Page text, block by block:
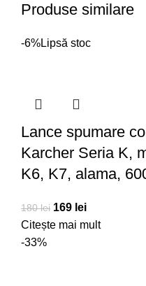
Produse similare
-6%Lipsă stoc
Lance spumare
Karcher Seria K,
K6, K7, alama,
180lei 169 lei
Citește mai mult
-33%